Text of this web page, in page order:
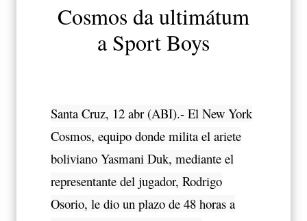
Cosmos da ultimátum
a Sport Boys
Santa Cruz, 12 abr (ABI).- El New York
Cosmos, equipo donde milita el ariete
boliviano Yasmani Duk, mediante el
representante del jugador, Rodrigo
Osorio, le dio un plazo de 48 horas a